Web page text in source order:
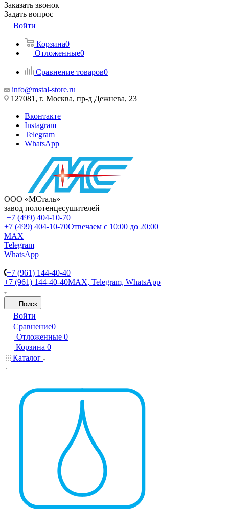
Заказать звонок
Задать вопрос
Войти
Корзина0
Отложенные0
Сравнение товаров0
info@mstal-store.ru
127081, г. Москва, пр-д Дежнева, 23
Вконтакте
Instagram
Telegram
WhatsApp
ООО «МСталь»
завод полотенцесушителей
+7 (499) 404-10-70
+7 (499) 404-10-70Отвечаем с 10:00 до 20:00
MAX
Telegram
WhatsApp
+7 (961) 144-40-40
+7 (961) 144-40-40MAX, Telegram, WhatsApp
Поиск
Войти
Сравнение0
Отложенные 0
Корзина 0
Каталог